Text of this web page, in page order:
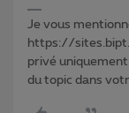
Je vous
https://
privé
du topic dans